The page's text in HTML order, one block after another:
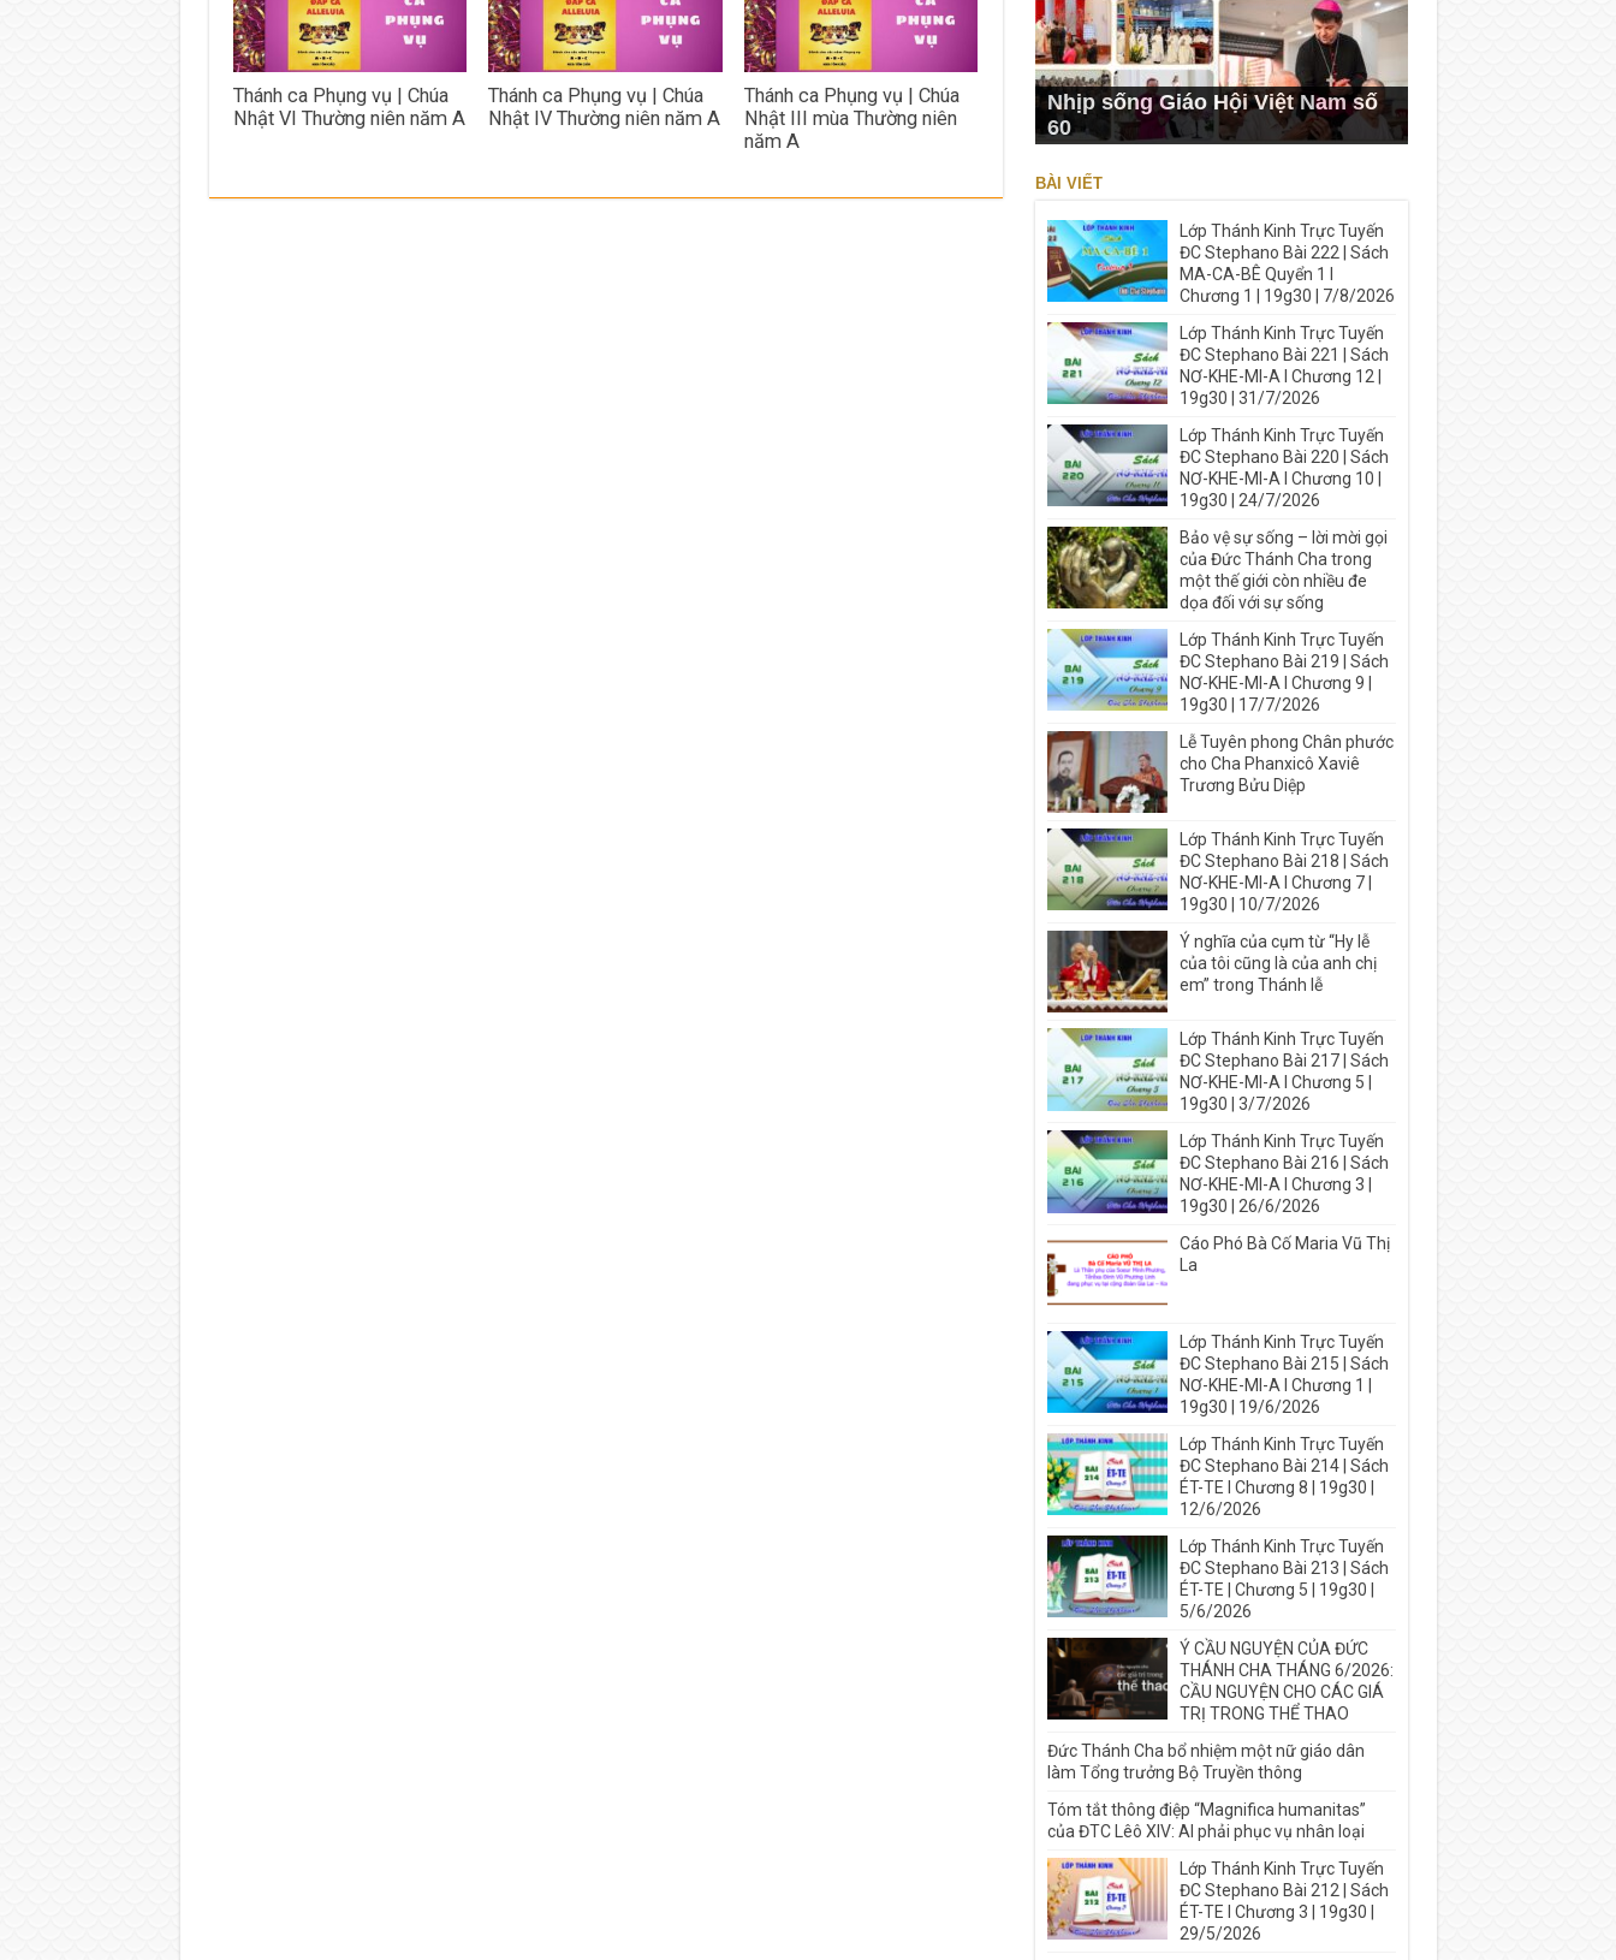
Thánh ca Phụng vụ | Chúa
Nhật VI Thường niên năm A
Thánh ca Phụng vụ | Chúa
Nhật IV Thường niên năm A
Thánh ca Phụng vụ | Chúa
Nhật III mùa Thường niên
năm A
Nhịp sống Giáo Hội Việt Nam số
60
BÀI VIẾT
Lớp Thánh Kinh Trực Tuyến
ĐC Stephano Bài 222 | Sách
MA-CA-BÊ Quyển 1 I
Chương 1 | 19g30 | 7/8/2026
Lớp Thánh Kinh Trực Tuyến
ĐC Stephano Bài 221 | Sách
NƠ-KHE-MI-A I Chương 12 |
19g30 | 31/7/2026
Lớp Thánh Kinh Trực Tuyến
ĐC Stephano Bài 220 | Sách
NƠ-KHE-MI-A I Chương 10 |
19g30 | 24/7/2026
Bảo vệ sự sống – lời mời gọi
của Đức Thánh Cha trong
một thế giới còn nhiều đe
dọa đối với sự sống
Lớp Thánh Kinh Trực Tuyến
ĐC Stephano Bài 219 | Sách
NƠ-KHE-MI-A I Chương 9 |
19g30 | 17/7/2026
Lễ Tuyên phong Chân phước
cho Cha Phanxicô Xaviê
Trương Bửu Diệp
Lớp Thánh Kinh Trực Tuyến
ĐC Stephano Bài 218 | Sách
NƠ-KHE-MI-A I Chương 7 |
19g30 | 10/7/2026
Ý nghĩa của cụm từ “Hy lễ
của tôi cũng là của anh chị
em” trong Thánh lễ
Lớp Thánh Kinh Trực Tuyến
ĐC Stephano Bài 217 | Sách
NƠ-KHE-MI-A I Chương 5 |
19g30 | 3/7/2026
Lớp Thánh Kinh Trực Tuyến
ĐC Stephano Bài 216 | Sách
NƠ-KHE-MI-A I Chương 3 |
19g30 | 26/6/2026
Cáo Phó Bà Cố Maria Vũ Thị
La
Lớp Thánh Kinh Trực Tuyến
ĐC Stephano Bài 215 | Sách
NƠ-KHE-MI-A I Chương 1 |
19g30 | 19/6/2026
Lớp Thánh Kinh Trực Tuyến
ĐC Stephano Bài 214 | Sách
ÉT-TE I Chương 8 | 19g30 |
12/6/2026
Lớp Thánh Kinh Trực Tuyến
ĐC Stephano Bài 213 | Sách
ÉT-TE | Chương 5 | 19g30 |
5/6/2026
Ý CẦU NGUYỆN CỦA ĐỨC
THÁNH CHA THÁNG 6/2026:
CẦU NGUYỆN CHO CÁC GIÁ
TRỊ TRONG THỂ THAO
Đức Thánh Cha bổ nhiệm một nữ giáo dân
làm Tổng trưởng Bộ Truyền thông
Tóm tắt thông điệp “Magnifica humanitas”
của ĐTC Lêô XIV: AI phải phục vụ nhân loại
Lớp Thánh Kinh Trực Tuyến
ĐC Stephano Bài 212 | Sách
ÉT-TE I Chương 3 | 19g30 |
29/5/2026